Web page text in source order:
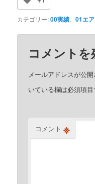
カテゴリー:00実績 、01エ
コメントを
メールアドレスが公開
いている欄は必須項目
コメント ※